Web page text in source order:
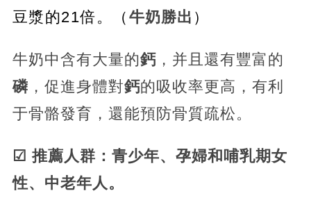
豆漿的21倍。（ 牛奶勝出 ）
牛奶中含有大量的鈣，并且還有豐富的
磷 ，促進身體對鈣的吸收率更高，有利
于骨骼發育，還能預防骨質疏松。
☑ 推薦人群：青少年、孕婦和哺乳期女
性、中老年人。